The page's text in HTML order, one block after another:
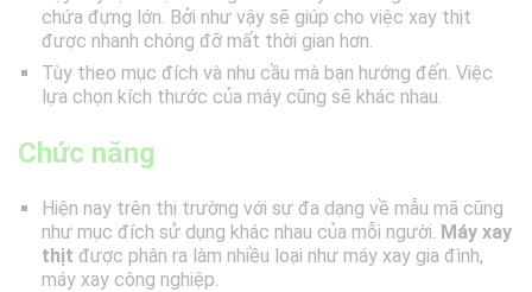
chứa đựng lớn. Bởi như vậy sẽ giúp cho việc xay thịt
được nhanh chóng đỡ mất thời gian hơn.
Tùy theo mục đích và nhu cầu mà bạn hướng đến. Việc
lựa chọn kích thước của máy cũng sẽ khác nhau.
Chức năng
Hiện nay trên thị trường với sự đa dạng về mẫu mã cũng
như mục đích sử dụng khác nhau của mỗi người. Máy xay
thịt được phân ra làm nhiều loại như máy xay gia đình,
máy xay công nghiệp.